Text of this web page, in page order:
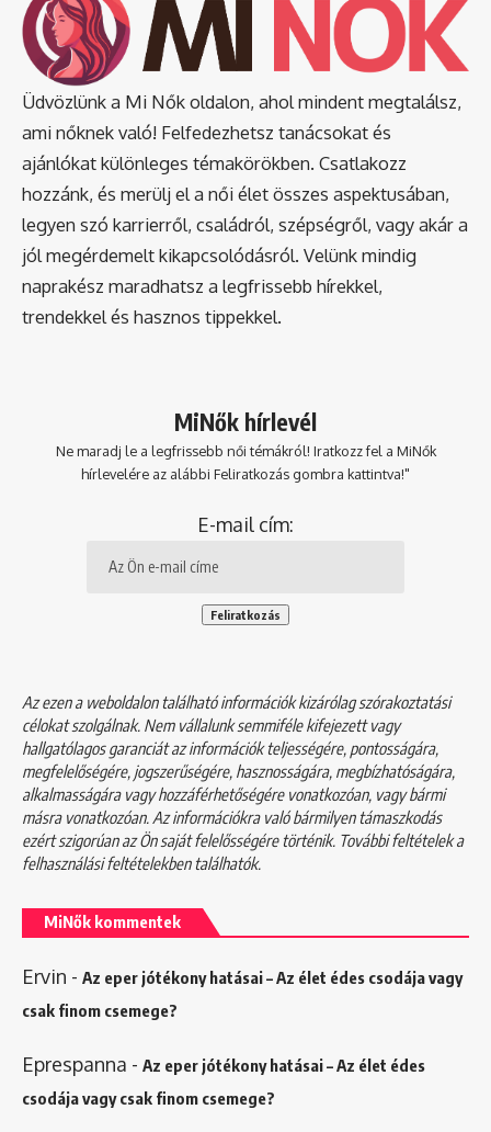
Üdvözlünk a Mi Nők oldalon, ahol mindent megtalálsz,
ami nőknek való! Felfedezhetsz tanácsokat és
ajánlókat különleges témakörökben. Csatlakozz
hozzánk, és merülj el a női élet összes aspektusában,
legyen szó karrierről, családról, szépségről, vagy akár a
jól megérdemelt kikapcsolódásról. Velünk mindig
naprakész maradhatsz a legfrissebb hírekkel,
trendekkel és hasznos tippekkel.
MiNők hírlevél
Ne maradj le a legfrissebb női témákról! Iratkozz fel a MiNők
hírlevelére az alábbi Feliratkozás gombra kattintva!"
E-mail cím:
Az ezen a weboldalon található információk kizárólag szórakoztatási
célokat szolgálnak. Nem vállalunk semmiféle kifejezett vagy
hallgatólagos garanciát az információk teljességére, pontosságára,
megfelelőségére, jogszerűségére, hasznosságára, megbízhatóságára,
alkalmasságára vagy hozzáférhetőségére vonatkozóan, vagy bármi
másra vonatkozóan. Az információkra való bármilyen támaszkodás
ezért szigorúan az Ön saját felelősségére történik. További feltételek a
felhasználási feltételekbentalálhatók.
MiNők kommentek
Ervin - Az eper jótékony hatásai – Az élet édes csodája vagy
csak finom csemege?
Eprespanna - Az eper jótékony hatásai – Az élet édes
csodája vagy csak finom csemege?